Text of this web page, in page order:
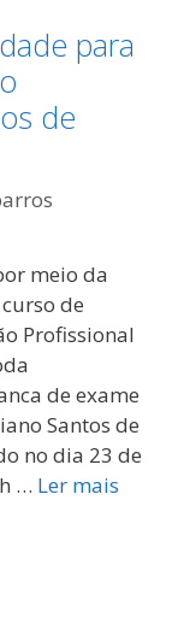
para
de
meio da
de
Profissional
de exame
Santos de
no dia 23 de
… Ler mais